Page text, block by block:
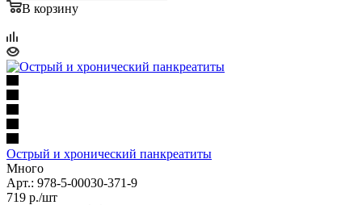
В корзину
Острый и хронический панкреатиты
Много
Арт.: 978-5-00030-371-9
719 р./шт